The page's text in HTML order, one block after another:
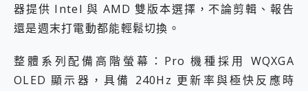
器提供 Intel 與 AMD 雙版本選擇，不論剪輯、報告
還是週末打電動都能輕鬆切換。
整體系列配備高階螢幕：Pro 機種採用 WQXGA
OLED 顯示器，具備 240Hz 更新率與極快反應時